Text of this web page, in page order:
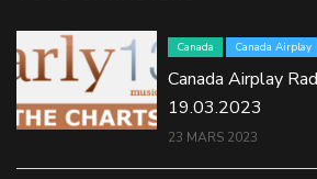
Canada Canada Airplay
Canada Airplay
19.03.2023
23 MARS 2023